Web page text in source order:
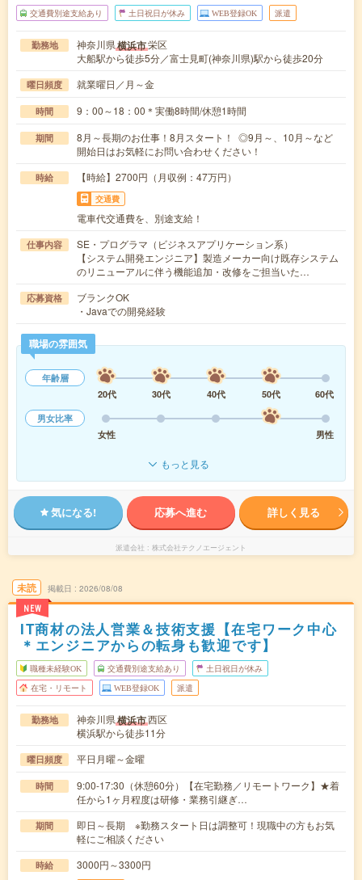
交通費別途支給あり 土日祝日が休み WEB登録OK 派遣
勤務地 神奈川県横浜市栄区
大船駅から徒歩5分／富士見町(神奈川県)駅から徒歩20分
曜日頻度 就業曜日／月～金
時間 9：00～18：00＊実働8時間/休憩1時間
期間
8月～長期のお仕事！8月スタート！ ◎9月～、10月～など
開始日はお気軽にお問い合わせください！
時給 【時給】2700円（月収例：47万円）
交通費
電車代交通費を、別途支給！
仕事内容
SE・プログラマ（ビジネスアプリケーション系）
【システム開発エンジニア】製造メーカー向け既存システム
のリニューアルに伴う機能追加・改修をご担当いた…
応募資格
ブランクOK
・Javaでの開発経験
職場の雰囲気
年齢層
20代
30代 40代 50代
60代
男女比率
女性
男性
もっと見る
気になる! 応募へ進む 詳しく見る
派遣会社 株式会社テクノエージェント
未読
NEW
掲載日 2026/08/08
IT商材の法人営業＆技術支援【在宅ワーク中心
＊エンジニアからの転身も歓迎です】
職種未経験OK 交通費別途支給あり 土日祝日が休み
在宅・リモート WEB登録OK 派遣
勤務地 神奈川県横浜市西区
横浜駅から徒歩11分
曜日頻度 平日月曜～金曜
時間
9:00-17:30（休憩60分）【在宅勤務／リモートワーク】★着
任から1ヶ月程度は研修・業務引継ぎ…
期間
即日～長期 ※勤務スタート日は調整可！現職中の方もお気
軽にご相談ください
時給 3000円～3300円